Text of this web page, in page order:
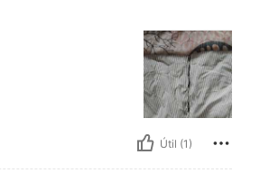
Útil (1)